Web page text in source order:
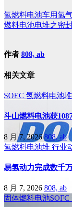
氢燃料电池车用氢
燃料电池电堆之密
作者 808, ab
相关文章
SOEC 氢燃料电池堆
斗山燃料电池获
8 月 7, 2026808, ab
氢燃料电池堆 行业
易氢动力完成数千
8 月 7, 2026 808, ab
固体燃料电池SOFC